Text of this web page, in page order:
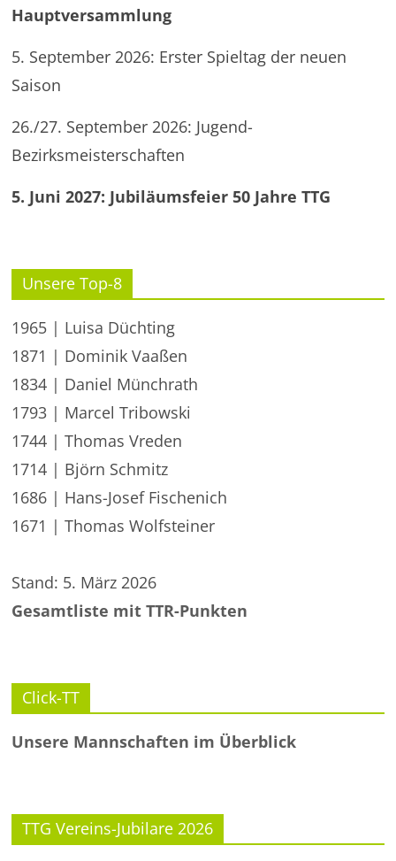
Hauptversammlung
5. September 2026: Erster Spieltag der neuen
Saison
26./27. September 2026: Jugend-
Bezirksmeisterschaften
5. Juni 2027: Jubiläumsfeier 50 Jahre TTG
Unsere Top-8
1965 | Luisa Düchting
1871 | Dominik Vaaßen
1834 | Daniel Münchrath
1793 | Marcel Tribowski
1744 | Thomas Vreden
1714 | Björn Schmitz
1686 | Hans-Josef Fischenich
1671 | Thomas Wolfsteiner
Stand: 5. März 2026
Gesamtliste mit TTR-Punkten
Click-TT
Unsere Mannschaften im Überblick
TTG Vereins-Jubilare 2026